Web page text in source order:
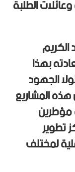
الطلبة
بهذا
الجهود
المشاريع
مؤطرين
تطوير
لمختلف